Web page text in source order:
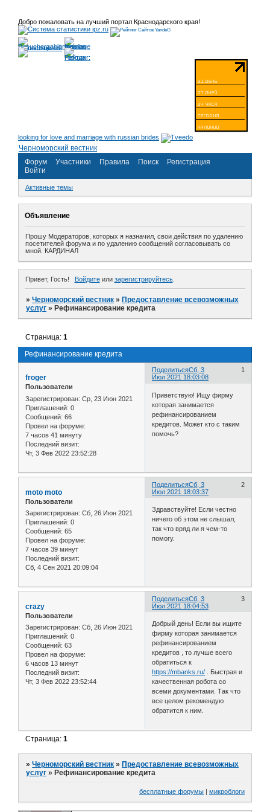
Добро пожаловать на лучший портал Краснодарского края!
looking for love and marriage with russian brides
Черноморский вестник
Форум
Участники Правила Поиск
Регистрация
Войти
Активные темы
Объявление
Прошу Модераторов, которых я назначил, свои действия по удалению
посетителей форума и по удалению сообщений согласовывать со
мной. КАРДИНАЛ
Привет, Гость! Войдитеили зарегистрируйтесь.
»Черноморский вестник » Предоставление всевозможных
услуг » Рефинансирование кредита
Рефинансирование кредита
Страница:1
Поделиться 1
Сб, 3
Июл 2021 18:03:08
froger
Пользователи
Зарегистрирован: Ср, 23 Июн 2021
Приглашений: 0
Сообщений: 66
Провел на форуме:
7 часов 41 минуту
Последний визит:
Чт, 3 Фев 2022 23:52:28
Приветствую! Ищу фирму
которая занимается
рефинансированием
кредитов. Может кто с таким
помочь?
Поделиться 2
Сб, 3
Июл 2021 18:03:37
moto moto
Пользователи
Зарегистрирован: Сб, 26 Июн 2021
Приглашений: 0
Сообщений: 65
Провел на форуме:
7 часов 39 минут
Последний визит:
Сб, 4 Сен 2021 20:09:04
Здравствуйте! Если честно
ничего об этом не слышал,
так что вряд ли я чем-то
помогу.
Поделиться 3
Сб, 3
Июл 2021 18:04:53
crazy
Пользователи
Зарегистрирован: Сб, 26 Июн 2021
Приглашений: 0
Сообщений: 63
Провел на форуме:
6 часов 13 минут
Последний визит:
Чт, 3 Фев 2022 23:52:44
Добрый день! Если вы ищите
фирму которая занимается
рефинансированием
кредитов , то лучше всего
обратиться к
https://mbanks.ru/ . Быстрая и
качественная робота со
всеми документами. Так что
все целом рекомендую
обратится к ним.
Страница:1
»Черноморский вестник » Предоставление всевозможных
услуг » Рефинансирование кредита
бесплатные форумы микроблоги